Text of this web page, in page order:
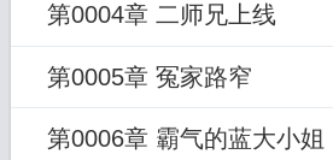
第0004章 二师兄上线
第0005章 冤家路窄
第0006章 霸气的蓝大小姐